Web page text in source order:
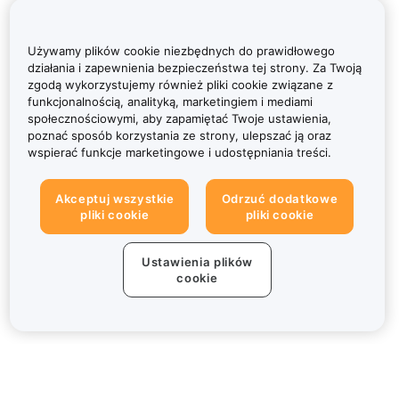
Używamy plików cookie niezbędnych do prawidłowego
działania i zapewnienia bezpieczeństwa tej strony. Za Twoją
zgodą wykorzystujemy również pliki cookie związane z
funkcjonalnością, analityką, marketingiem i mediami
społecznościowymi, aby zapamiętać Twoje ustawienia,
poznać sposób korzystania ze strony, ulepszać ją oraz
wspierać funkcje marketingowe i udostępniania treści.
Akceptuj wszystkie
pliki cookie
Odrzuć dodatkowe
pliki cookie
Ustawienia plików
cookie